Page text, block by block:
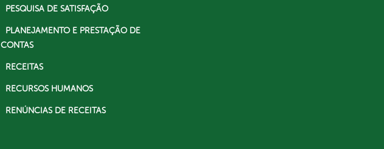
PESQUISA DE SATISFAÇÃO
PLANEJAMENTO E PRESTAÇÃO DE
CONTAS
RECEITAS
RECURSOS HUMANOS
RENÚNCIAS DE RECEITAS